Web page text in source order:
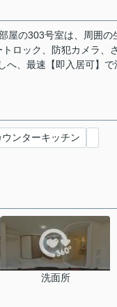
屋の303号室は、周囲の
ロック、防犯カメラ、
へ、最速【即入居可】で
ウンターキッチン
洗面所